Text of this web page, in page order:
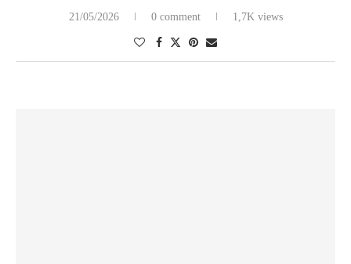
21/05/2026 0 comment 1,7K views